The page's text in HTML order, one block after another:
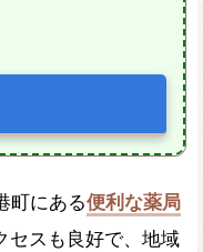
町にある便利な薬局
セスも良好で、地域